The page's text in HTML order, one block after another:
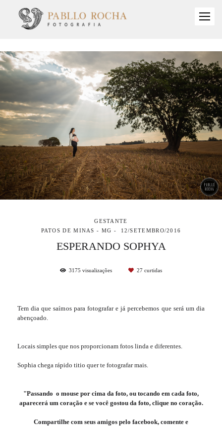
GESTANTE
PATOS DE MINAS - MG
12/SETEMBRO/2016
ESPERANDO SOPHYA
3175 visualizações 27 curtidas
Tem dia que saímos para fotografar e já percebemos que será um dia
abençoado.
Locais simples que nos proporcionam fotos linda e diferentes.
Sophia chega rápido titio quer te fotografar mais.
"Passando o mouse por cima da foto, ou tocando em cada foto,
aparecerá um coração e se você gostou da foto, clique no coração.
Compartilhe com seus amigos pelo facebook, comente e